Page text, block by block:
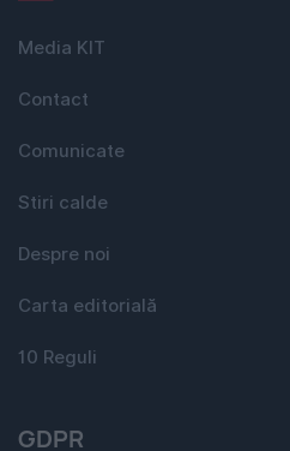
Media KIT
Contact
Comunicate
Stiri calde
Despre noi
Carta editorială
10 Reguli
GDPR